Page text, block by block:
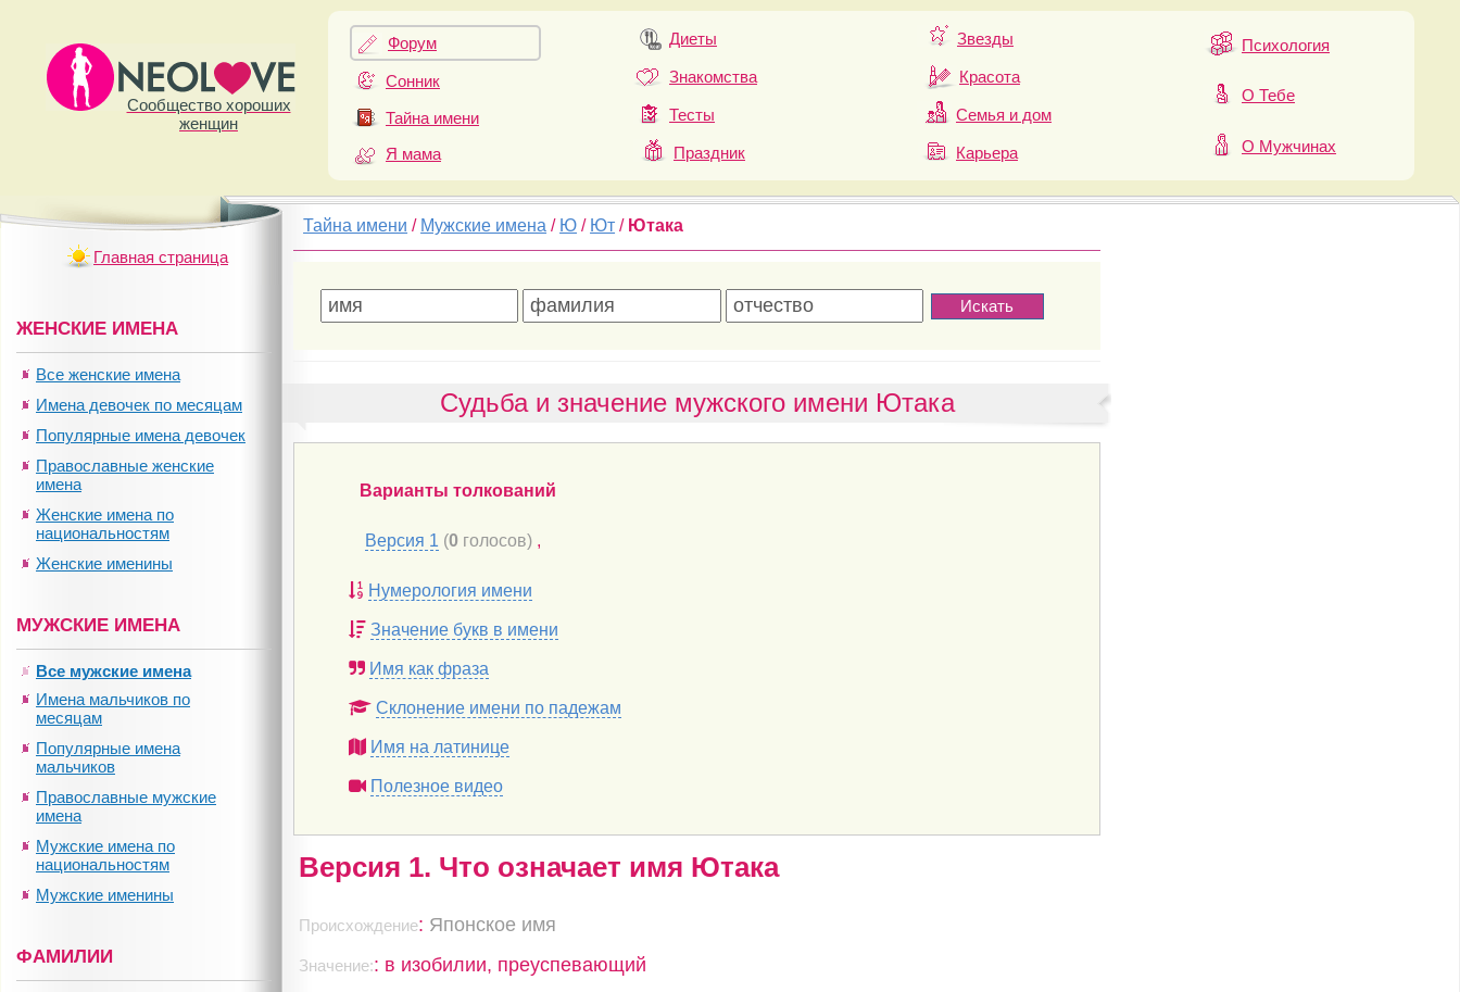
Сообщество хороших
женщин
Форум
Сонник
Тайна имени
Я мама
Диеты
Знакомства
Тесты
Праздник
Звезды
Красота
Семья и дом
Карьера
Психология
О Тебе
О Мужчинах
Тайна имени / Мужские имена / Ю / Ют / Ютака
Судьба и значение мужского имени Ютака
Варианты толкований
Версия 1 (0 голосов) ,
Нумерология имени
Значение букв в имени
Имя как фраза
Склонение имени по падежам
Имя на латинице
Полезное видео
Версия 1. Что означает имя Ютака
Происхождение: Японское имя
Значение:: в изобилии, преуспевающий
Главная страница
ЖЕНСКИЕ ИМЕНА
Все женские имена
Имена девочек по месяцам
Популярные имена девочек
Православные женские
имена
Женские имена по
национальностям
Женские именины
МУЖСКИЕ ИМЕНА
Все мужские имена
Имена мальчиков по
месяцам
Популярные имена
мальчиков
Православные мужские
имена
Мужские имена по
национальностям
Мужские именины
ФАМИЛИИ